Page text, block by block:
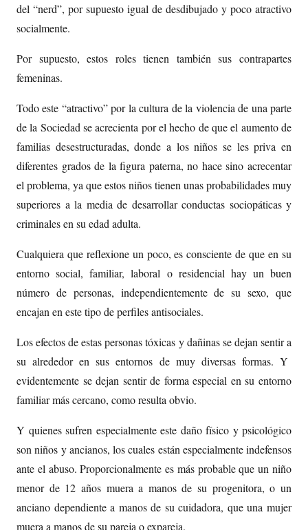
del “nerd”, por supuesto igual de desdibujado y poco atractivo
socialmente.
Por supuesto, estos roles tienen también sus contrapartes
femeninas.
Todo este “atractivo” por la cultura de la violencia de una parte
de la Sociedad se acrecienta por el hecho de que el aumento de
familias desestructuradas, donde a los niños se les priva en
diferentes grados de la figura paterna, no hace sino acrecentar
el problema, ya que estos niños tienen unas probabilidades muy
superiores a la media de desarrollar conductas sociopáticas y
criminales en su edad adulta.
Cualquiera que reflexione un poco, es consciente de que en su
entorno social, familiar, laboral o residencial hay un buen
número de personas, independientemente de su sexo, que
encajan en este tipo de perfiles antisociales.
Los efectos de estas personas tóxicas y dañinas se dejan sentir a
su alrededor en sus entornos de muy diversas formas. Y
evidentemente se dejan sentir de forma especial en su entorno
familiar más cercano, como resulta obvio.
Y quienes sufren especialmente este daño físico y psicológico
son niños y ancianos, los cuales están especialmente indefensos
ante el abuso. Proporcionalmente es más probable que un niño
menor de 12 años muera a manos de su progenitora, o un
anciano dependiente a manos de su cuidadora, que una mujer
muera a manos de su pareja o expareja.